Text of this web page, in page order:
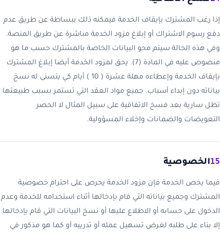
إذا رغب المشترك بإيقاف الخدمة فيمكنه ذلك ببساطة عن طريق عدم
دفع رسوم الاشتراك أو إبلاغ مزود الخدمة مباشرة عن طريق المنصة.
وفي هذه الحالة سيتم محو البيانات الخاصة بالمشترك حسب ما هو
منصوص عليه في المادة (‏7). يحق لمزود الخدمة أيضا إبلاغ المشترك
بإيقاف الخدمة وإعطاءه مهلة عشرة ( 10 ) أيام كي يتسنى له نسخ
بياناته دون إبداء أسباب. جميع مواد العقد التي تستمر بسبب طبيعتها
تظل سارية بعد فسخ الاتفاقية على سبيل المثال لا الحصر
التعويضات والضمانات وإخلاء المسؤولية.
15الخصوصية
فيما يخص الخدمة فإن مزود الخدمة يحرص على احترام خصوصية
المشترك وجميع بياناته التي قام بإدخالها أثناء استخدامه للخدمة وعدم
الدخول على حسابه أو الاطلاع عليها أو نسخ البيانات التي قام بإدخالها
إلا بناء على طلبه لغرض تسهيل عمله أو تدريبه أو كما هو مذكور في